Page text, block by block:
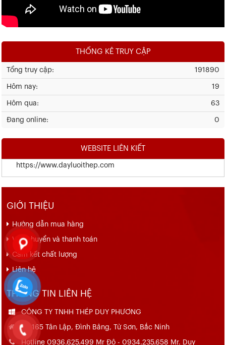
THỐNG KÊ TRUY CẬP
191890
Tổng truy cập:
19
Hôm nay:
63
Hôm qua:
0
Đang online:
WEBSITE LIÊN KIẾT
https://www.dayluoithep.com
GIỚI THIỆU
Hướng dẫn mua hàng
Vận chuyển và thanh toán
Cam kết chất lượng
Liên hệ
THÔNG TIN LIÊN HỆ
CÔNG TY TNHH THÉP DUY PHƯƠNG
Số 165 Tân Lập, Đình Bảng, Từ Sơn, Bắc Ninh
Hotline 0936.625.499 Mr Đô - 0934.235.658 Mr. Duy